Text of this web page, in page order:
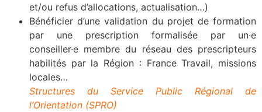
et/ou refus d’allocations, actualisation…)
Bénéficier d’une validation du projet de formation
par une prescription formalisée par un·e
conseiller·e membre du réseau des prescripteurs
habilités par la Région : France Travail, missions
locales…
Structures du Service Public Régional de
l’Orientation (SPRO)